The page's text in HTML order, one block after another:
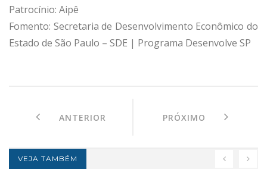
Patrocínio: Aipê
Fomento: Secretaria de Desenvolvimento Econômico do
Estado de São Paulo – SDE | Programa Desenvolve SP
ANTERIOR PRÓXIMO
VEJA TAMBÉM